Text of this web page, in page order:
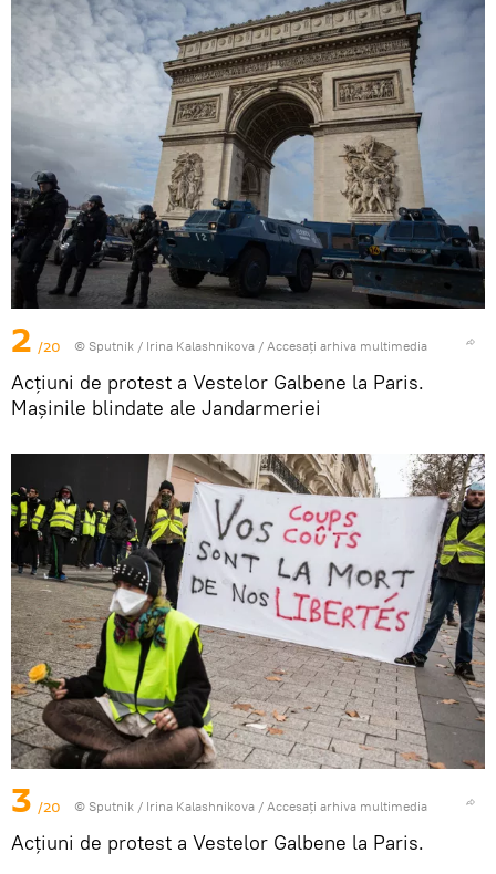
2 /20 © Sputnik / Irina Kalashnikova / Accesați arhiva multimedia
Acțiuni de protest a Vestelor Galbene la Paris.
Mașinile blindate ale Jandarmeriei
3 /20 © Sputnik / Irina Kalashnikova / Accesați arhiva multimedia
Acțiuni de protest a Vestelor Galbene la Paris.